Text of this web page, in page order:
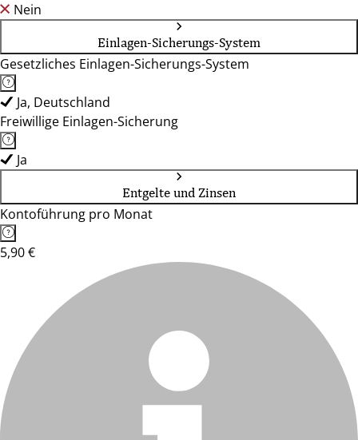
Nein
Einlagen-Sicherungs-System
Gesetzliches Einlagen-Sicherungs-System
Ja, Deutschland
Freiwillige Einlagen-Sicherung
Ja
Entgelte und Zinsen
Kontoführung pro Monat
5,90 €